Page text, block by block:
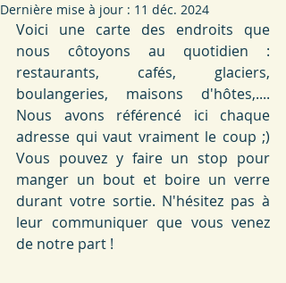
Dernière mise à jour : 11 déc. 2024
Voici une carte des endroits que
nous côtoyons au quotidien :
restaurants, cafés, glaciers,
boulangeries, maisons d'hôtes,....
Nous avons référencé ici chaque
adresse qui vaut vraiment le coup ;)
Vous pouvez y faire un stop pour
manger un bout et boire un verre
durant votre sortie. N'hésitez pas à
leur communiquer que vous venez
de notre part !